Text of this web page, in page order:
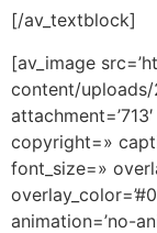
[/av_textblock]
[av_image
content/uploads/
copyright=»
font_size=»
animation=’no-